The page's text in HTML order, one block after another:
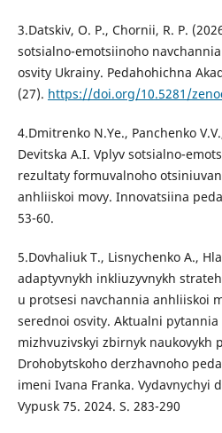
3.Datskiv, O. P., Chornii, R. P.
sotsialno-emotsiinoho
osvity Ukrainy. Pedahohichna
(27). https://doi.org/10.5281/
4.Dmitrenko N.Ye., Panchenko
Devitska A.I. Vplyv sotsialno-
rezultaty formuvalnoho
anhliiskoi movy. Innovatsiina
53-60.
5.Dovhaliuk T., Lisnychenko A.,
adaptyvnykh inkliuzyvnykh
u protsesi navchannia anhliiskoi
serednoi osvity. Aktualni
mizhvuzivskyi zbirnyk naukovykh
Drohobytskoho derzhavnoho
imeni Ivana Franka. Vydavnychyi
Vypusk 75. 2024. S. 283-290